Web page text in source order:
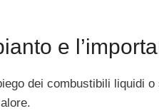
e
dei combustibili liquidi